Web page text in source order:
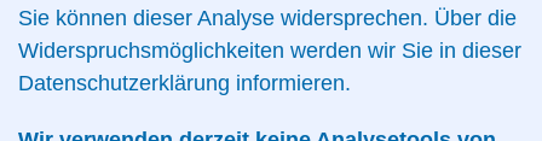
Sie können dieser Analyse widersprechen. Über die
Widerspruchsmöglichkeiten werden wir Sie in dieser
Datenschutzerklärung informieren.